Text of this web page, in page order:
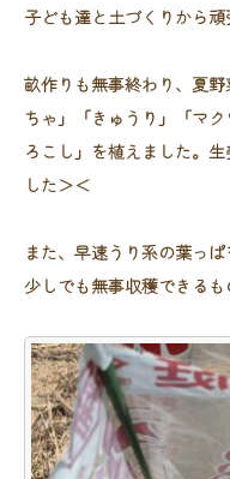
子ども達と土づくりから頑
畝作りも無事終わり、夏
ちゃ」「きゅうり」「マ
ろこし」を植えました。
した＞＜
また、早速うり系の葉っ
少しでも無事収穫できる